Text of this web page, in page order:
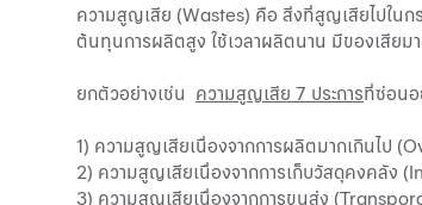
ความสูญเสีย (Wastes) คือ สิ่งที่สูญเสียไปในก
ต้นทุนการผลิตสูง ใช้เวลาผลิตนาน มีของเสีย
ยกตัวอย่างเช่น ความสูญเสีย 7 ประการที่ซ่อนอ
1) ความสูญเสียเนื่องจากการผลิตมากเกินไป
2) ความสูญเสียเนื่องจากการเก็บวัสดุคงคลัง
3) ความสูญเสียเนื่องจากการขนส่ง